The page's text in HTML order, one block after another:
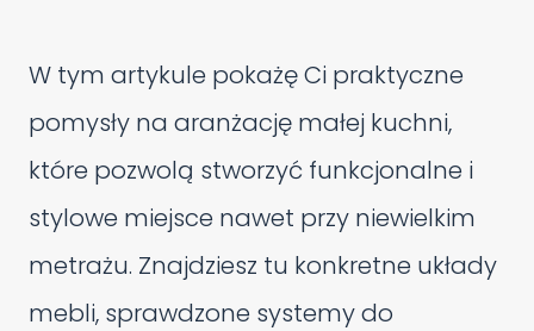
W tym artykule pokażę Ci praktyczne
pomysły na aranżację małej kuchni,
które pozwolą stworzyć funkcjonalne i
stylowe miejsce nawet przy niewielkim
metrażu. Znajdziesz tu konkretne układy
mebli, sprawdzone systemy do